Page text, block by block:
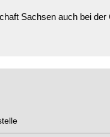
Sachsen auch bei